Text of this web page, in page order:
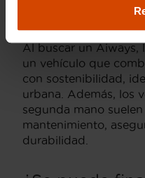
Valencia, los
por su eficiencia
Al buscar un Aiways,
un vehículo que
con sostenibilidad,
urbana. Además, los
segunda mano
mantenimiento,
durabilidad.